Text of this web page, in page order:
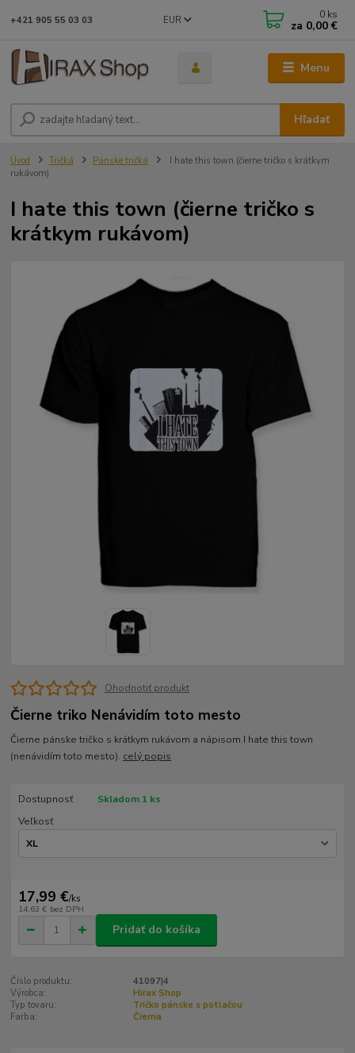
Menu
EUR
Hľadať
+421 905 55 03 03 0 ks
za 0,00 €
Úvod Tričká Pánske tričká
I hate this town (čierne tričko s krátkym
rukávom)
I hate this town (čierne tričko s
krátkym rukávom)
Ohodnotiť produkt
Čierne triko Nenávidím toto mesto
Čierne pánske tričko s krátkym rukávom a nápisom I hate this town
(nenávidím toto mesto). celý popis
Dostupnosť
Skladom 1 ks
Veľkosť
17,99 €/ks
14,63 € bez DPH
Pridať do košíka
Číslo produktu:
41097|4
Výrobca:
Hirax Shop
Typ tovaru:
Tričko pánske s potlačou
Farba:
Čierna